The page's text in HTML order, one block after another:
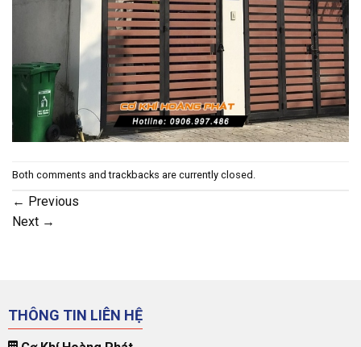
Both comments and trackbacks are currently closed.
← Previous
Next →
THÔNG TIN LIÊN HỆ